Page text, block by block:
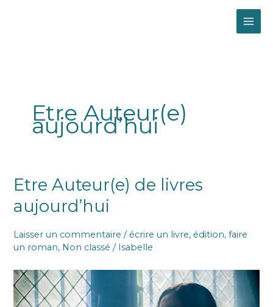
Etre Auteur(e)
aujourd’hui
Etre Auteur(e) de livres
aujourd’hui
Laisser un commentaire / écrire un livre, édition,faire
un roman, Non classé / Isabelle
Etre
Auteur(e)
de
livres
aujourd’hui